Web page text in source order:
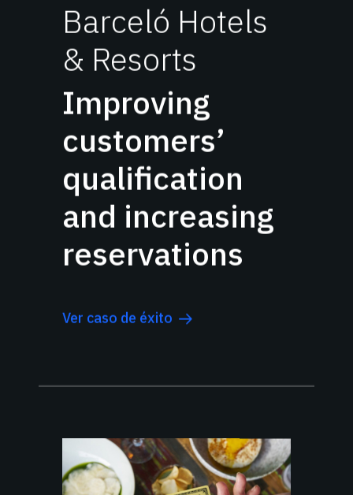
Barceló Hotels
& Resorts
Improving
customers’
qualification
and increasing
reservations
Ver caso de éxito